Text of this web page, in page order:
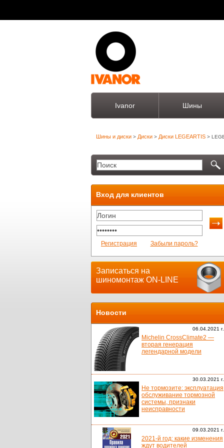
Ivanor Шины
Шины и диски > Диски > Диски LEGEARTIS >
Вход для клиентов
Регистрация Забыли пароль?
Записаться на
шиномонтаж ON-LINE
Новости
06.04.2021 г.
Michelin CrossClimate2 —
вторая генерация
легендарной модели
30.03.2021 г.
Не тормозите:
обслуживание тормозной
системы, признаки
неисправности
09.03.2021 г.
2021-й год: какие изменения
ждут водителей